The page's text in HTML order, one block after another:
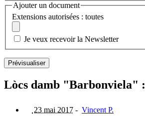
Ajouter un document
Extensions autorisées : toutes
Je veux recevoir la Newsletter
Lòcs damb "Barbonviela" :
23 mai 2017 - Vincent P.